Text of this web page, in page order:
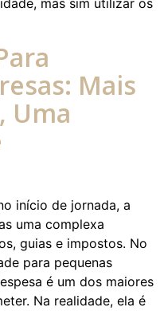
Mais
Uma
início de jornada, a
uma complexa
guias e impostos. No
para pequenas
é um dos maiores
Na realidade, ela é